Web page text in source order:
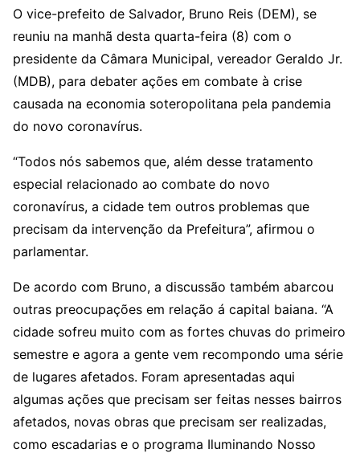
O vice-prefeito de Salvador, Bruno Reis (DEM), se
reuniu na manhã desta quarta-feira (8) com o
presidente da Câmara Municipal, vereador Geraldo Jr.
(MDB), para debater ações em combate à crise
causada na economia soteropolitana pela pandemia
do novo coronavírus.
“Todos nós sabemos que, além desse tratamento
especial relacionado ao combate do novo
coronavírus, a cidade tem outros problemas que
precisam da intervenção da Prefeitura”, afirmou o
parlamentar.
De acordo com Bruno, a discussão também abarcou
outras preocupações em relação á capital baiana. “A
cidade sofreu muito com as fortes chuvas do primeiro
semestre e agora a gente vem recompondo uma série
de lugares afetados. Foram apresentadas aqui
algumas ações que precisam ser feitas nesses bairros
afetados, novas obras que precisam ser realizadas,
como escadarias e o programa Iluminando Nosso